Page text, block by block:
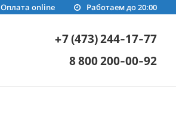
Работаем до 20:00
Оплата online
+7 (473) 244-17-77
8 800 200-00-92